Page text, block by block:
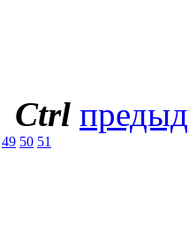
Ctrl
49 50 51